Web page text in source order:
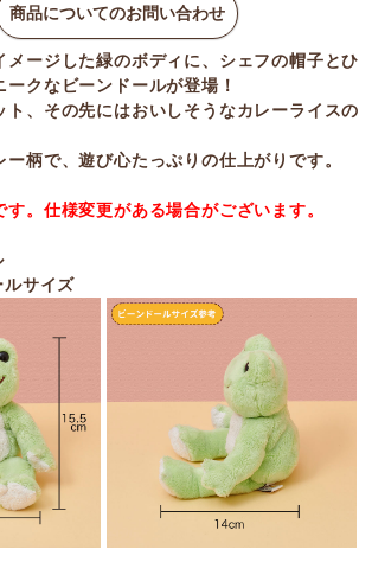
商品についてのお問い合わせ
メージした緑のボディに、シェフの帽子とひ
ークなビーンドールが登場！
ト、その先にはおいしそうなカレーライスの
柄で、遊び心たっぷりの仕上がりです。
。仕様変更がある場合がございます。
サイズ